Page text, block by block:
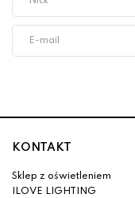
KONTAKT
Sklep z oświetleniem
ILOVE LIGHTING